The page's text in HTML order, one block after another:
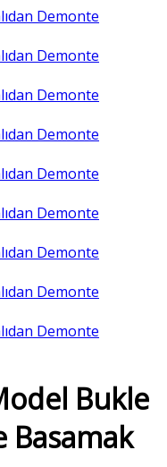
Bukle
Basamak